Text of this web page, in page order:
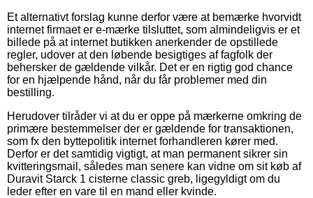
Et alternativt forslag kunne derfor være at bemærke hvorvidt
internet firmaet er e-mærke tilsluttet, som almindeligvis er et
billede på at internet butikken anerkender de opstillede
regler, udover at den løbende besigtiges af fagfolk der
behersker de gældende vilkår. Det er en rigtig god chance
for en hjælpende hånd, når du får problemer med din
bestilling.
Herudover tilråder vi at du er oppe på mærkerne omkring de
primære bestemmelser der er gældende for transaktionen,
som fx den byttepolitik internet forhandleren kører med.
Derfor er det samtidig vigtigt, at man permanent sikrer sin
kvitteringsmail, således man senere kan vidne om sit køb af
Duravit Starck 1 cisterne classic greb, ligegyldigt om du
leder efter en vare til en mand eller kvinde.